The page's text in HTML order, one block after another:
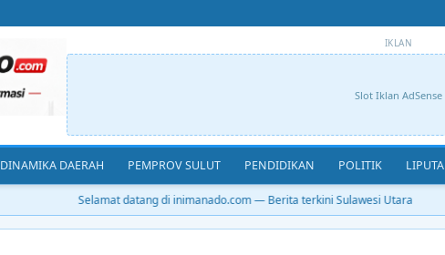
IKLAN
Slot Iklan AdSense
DINAMIKA DAERAH PEMPROV SULUT PENDIDIKAN POLITIK
Selamat datang di inimanado.com — Berita terkini Sulawesi Utara